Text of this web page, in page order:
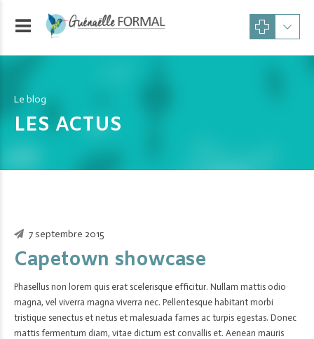
Le blog
LES ACTUS
7 septembre 2015
Capetown showcase
Phasellus non lorem quis erat scelerisque efficitur. Nullam mattis odio
magna, vel viverra magna viverra nec. Pellentesque habitant morbi
tristique senectus et netus et malesuada fames ac turpis egestas. Donec
mattis fermentum diam, vitae dictum est convallis et. Aenean mauris